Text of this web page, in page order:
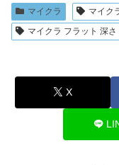
マイクラ
マイク
マイクラ フラット 深さ
X